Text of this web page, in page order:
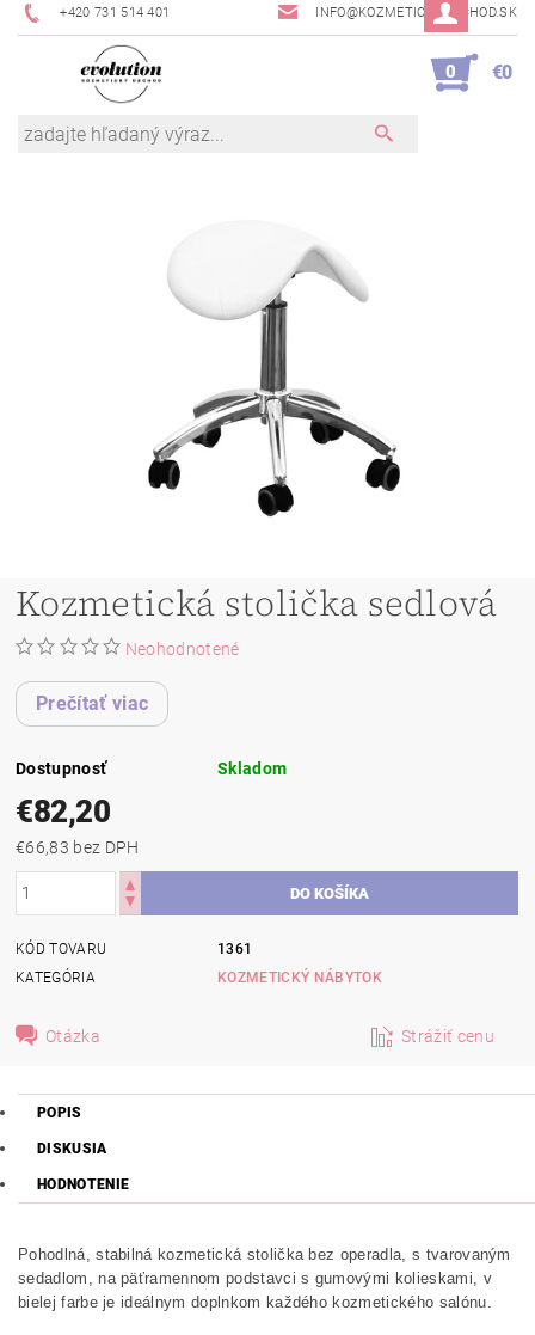
+420 731 514 401 INFO@KOZMETICKYOBCHOD.SK
0 €0
Kozmetická stolička sedlová
Neohodnotené
Prečítať viac
Dostupnosť Skladom
€82,20
€66,83 bez DPH
KÓD TOVARU
1361
KATEGÓRIA
KOZMETICKÝ NÁBYTOK
Otázka Strážiť cenu
POPIS
DISKUSIA
HODNOTENIE
Pohodlná, stabilná kozmetická stolička bez operadla, s tvarovaným
sedadlom, na päťramennom podstavci s gumovými kolieskami, v
bielej farbe je ideálnym doplnkom každého kozmetického salónu.